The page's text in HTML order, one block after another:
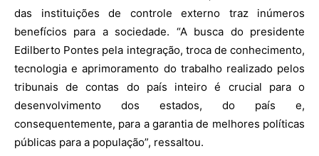
das instituições de controle externo traz inúmeros
benefícios para a sociedade. “A busca do presidente
Edilberto Pontes pela integração, troca de conhecimento,
tecnologia e aprimoramento do trabalho realizado pelos
tribunais de contas do país inteiro é crucial para o
desenvolvimento dos estados, do país e,
consequentemente, para a garantia de melhores políticas
públicas para a população”, ressaltou.